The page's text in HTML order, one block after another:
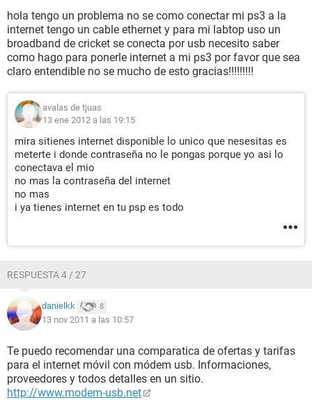
hola tengo un problema no se como conectar mi ps3 a la
internet tengo un cable ethernet y para mi labtop uso un
broadband de cricket se conecta por usb necesito saber
como hago para ponerle internet a mi ps3 por favor que sea
claro entendible no se mucho de esto gracias!!!!!!!!!
avalas de tjuas
13 ene 2012 a las 19:15
mira sitienes internet disponible lo unico que nesesitas es
meterte i donde contraseña no le pongas porque yo asi lo
conectava el mio
no mas la contraseña del internet
no mas
i ya tienes internet en tu psp es todo
RESPUESTA 4 / 27
danielkk 8
13 nov 2011 a las 10:57
Te puedo recomendar una comparatica de ofertas y tarifas
para el internet móvil con módem usb. Informaciones,
proveedores y todos detalles en un sitio.
http://www.modem-usb.net